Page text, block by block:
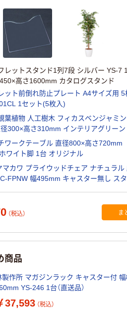
レットスタンド1列7段 シルバー YS-7 1
高さ1600mm カタログスタンド
ット前倒れ防止プレート A4サイズ用 5
1セット(5枚入)
葉植物 人工樹木 フィカスベンジャミン
鉢 鉢:直径300×高さ310mm インテリアグリーン
ワークテーブル 直径800×高さ720mm
ホワイト天板・ホワイト脚 1台 オリジナル
マカワ プライウッドチェア ナチュラル
FPNW 幅495mm キャスター無し ス
（税込） ま
商品
製作所 マガジンラック キャスター付
YS-246 1台（直送品）
37,593 （税込）